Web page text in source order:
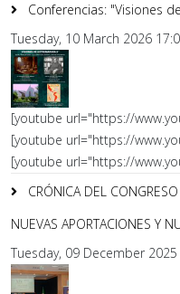
Conferencias: "Visiones
Tuesday, 10 March 2026
[youtube url="https://
[youtube url="https://
[youtube url="https://
CRÓNICA DEL
NUEVAS APORTACIONES Y
Tuesday, 09 December